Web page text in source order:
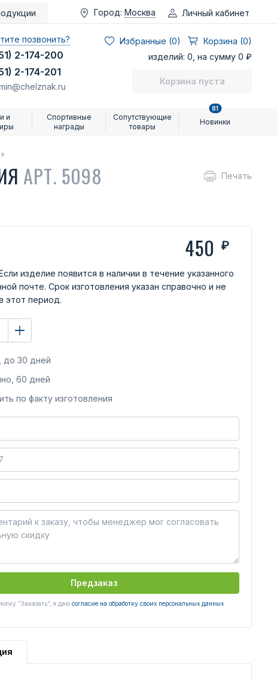
Город: Москва Личный кабинет
позвонить?
2-174-200
2-174-201
Избранные (0)
Корзина (0)
изделий: 0, на сумму 0 ₽
Корзина пуста
и
Спортивные
награды
Сопутствующие
товары
Новинки
81
АРТ. 5098 Печать
450 ₽
изделие появится в наличии в течение указанного
почте. Срок изготовления указан справочно и не
этот период.
до 30 дней
60 дней
по факту изготовления
Предзаказ
"Заказать", я даю согласие на обработку своих персональных данных